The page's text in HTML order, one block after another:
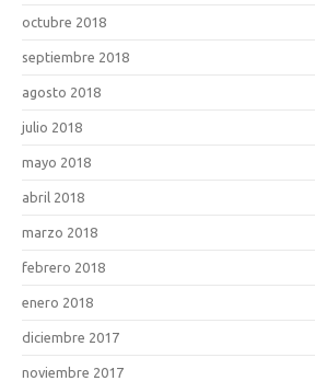
octubre 2018
septiembre 2018
agosto 2018
julio 2018
mayo 2018
abril 2018
marzo 2018
febrero 2018
enero 2018
diciembre 2017
noviembre 2017